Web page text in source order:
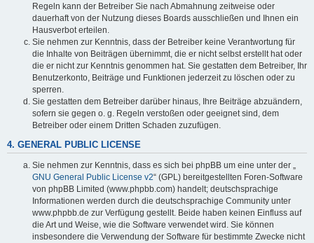
Regeln kann der Betreiber Sie nach Abmahnung zeitweise oder
dauerhaft von der Nutzung dieses Boards ausschließen und Ihnen ein
Hausverbot erteilen.
Sie nehmen zur Kenntnis, dass der Betreiber keine Verantwortung für
die Inhalte von Beiträgen übernimmt, die er nicht selbst erstellt hat oder
die er nicht zur Kenntnis genommen hat. Sie gestatten dem Betreiber, Ihr
Benutzerkonto, Beiträge und Funktionen jederzeit zu löschen oder zu
sperren.
Sie gestatten dem Betreiber darüber hinaus, Ihre Beiträge abzuändern,
sofern sie gegen o. g. Regeln verstoßen oder geeignet sind, dem
Betreiber oder einem Dritten Schaden zuzufügen.
4. GENERAL PUBLIC LICENSE
Sie nehmen zur Kenntnis, dass es sich bei phpBB um eine unter der „
GNU General Public License v2“ (GPL) bereitgestellten Foren-Software
von phpBB Limited (www.phpbb.com) handelt; deutschsprachige
Informationen werden durch die deutschsprachige Community unter
www.phpbb.de zur Verfügung gestellt. Beide haben keinen Einfluss auf
die Art und Weise, wie die Software verwendet wird. Sie können
insbesondere die Verwendung der Software für bestimmte Zwecke nicht